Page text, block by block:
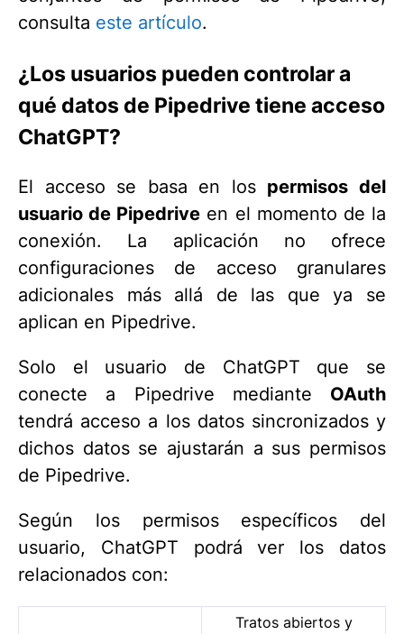
consulta este artículo.
¿Los usuarios pueden controlar a
qué datos de Pipedrive tiene acceso
ChatGPT?
El acceso se basa en los permisos del
usuario de Pipedrive en el momento de la
conexión. La aplicación no ofrece
configuraciones de acceso granulares
adicionales más allá de las que ya se
aplican en Pipedrive.
Solo el usuario de ChatGPT que se
conecte a Pipedrive mediante OAuth
tendrá acceso a los datos sincronizados y
dichos datos se ajustarán a sus permisos
de Pipedrive.
Según los permisos específicos del
usuario, ChatGPT podrá ver los datos
relacionados con:
Tratos abiertos y